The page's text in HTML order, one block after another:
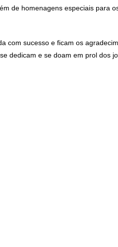
de homenagens especiais para
com sucesso e ficam os
dedicam e se doam em prol dos